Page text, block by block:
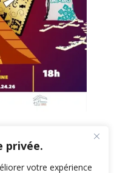
privée.
votre expérience